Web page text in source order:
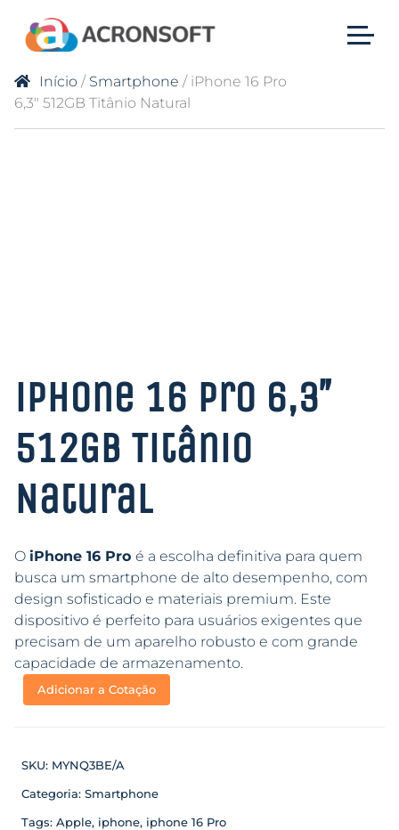
Início / Smartphone / iPhone 16 Pro
6,3″ 512GB Titânio Natural
iPhone 16 Pro 6,3″
512GB Titânio
Natural
O iPhone 16 Pro é a escolha definitiva para quem
busca um smartphone de alto desempenho, com
design sofisticado e materiais premium. Este
dispositivo é perfeito para usuários exigentes que
precisam de um aparelho robusto e com grande
capacidade de armazenamento.
Adicionar a Cotação
SKU: MYNQ3BE/A
Categoria: Smartphone
Tags: Apple, iphone, iphone 16 Pro